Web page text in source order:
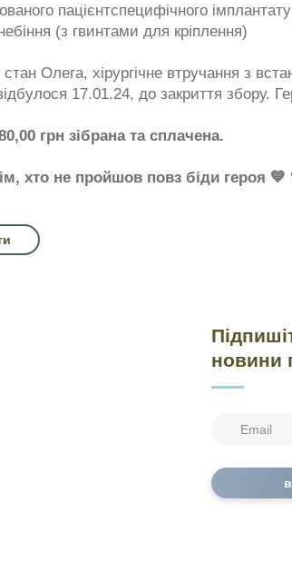
пацієнтспецифічного
(з гвинтами для кріплення)
Олега, хірургічне втручання з
17.01.24, до закриття збору.
грн зібрана та сплачена.
хто не пройшов повз біди героя 💙
новини